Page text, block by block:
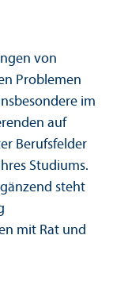
von
Problemen
im
auf
Berufsfelder
Studiums.
steht
mit Rat und